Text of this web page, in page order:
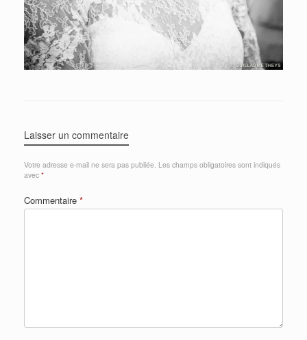
Laisser un commentaire
Votre adresse e-mail ne sera pas publiée. Les champs obligatoires sont indiqués
avec *
Commentaire *